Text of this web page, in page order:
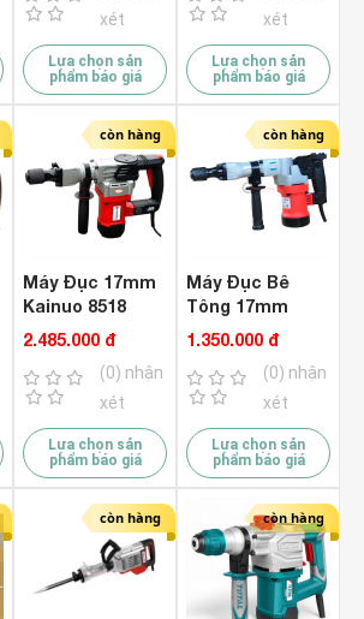
xét
Lựa chọn sản
phẩm báo giá
xét
Lựa chọn sản
phẩm báo giá
còn hàng
Máy Đục 17mm
Kainuo 8518
2.485.000 đ
(0) nhận
xét
Lựa chọn sản
phẩm báo giá
còn hàng
Máy Đục Bê
Tông 17mm
Btec 0810AK
1.350.000 đ
(0) nhận
xét
Lựa chọn sản
phẩm báo giá
còn hàng còn hàng